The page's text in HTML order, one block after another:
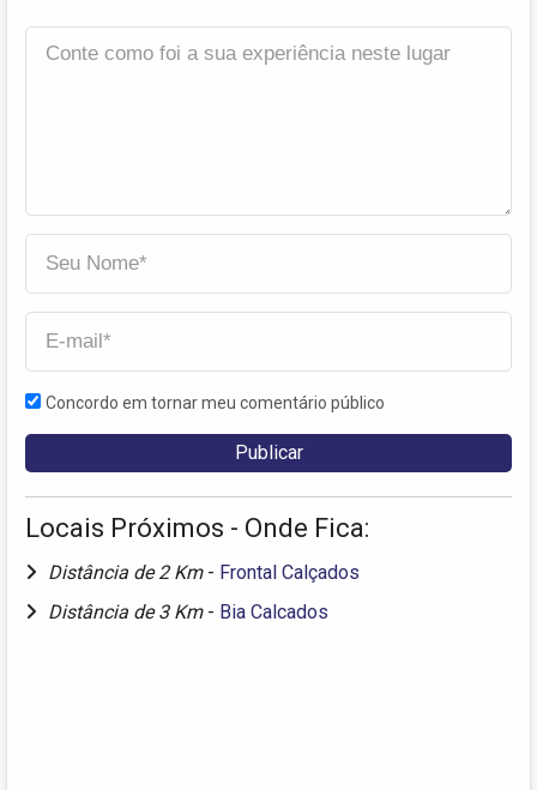
Concordo em tornar meu comentário público
Locais Próximos - Onde Fica:
Distância de 2 Km - Frontal Calçados
Distância de 3 Km - Bia Calcados